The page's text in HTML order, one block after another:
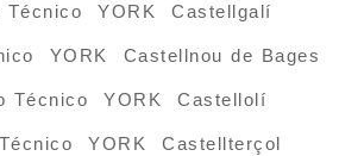
Técnico YORK Castellgalí
YORK Castellnou de Bages
Técnico YORK Castellolí
YORK Castellterçol